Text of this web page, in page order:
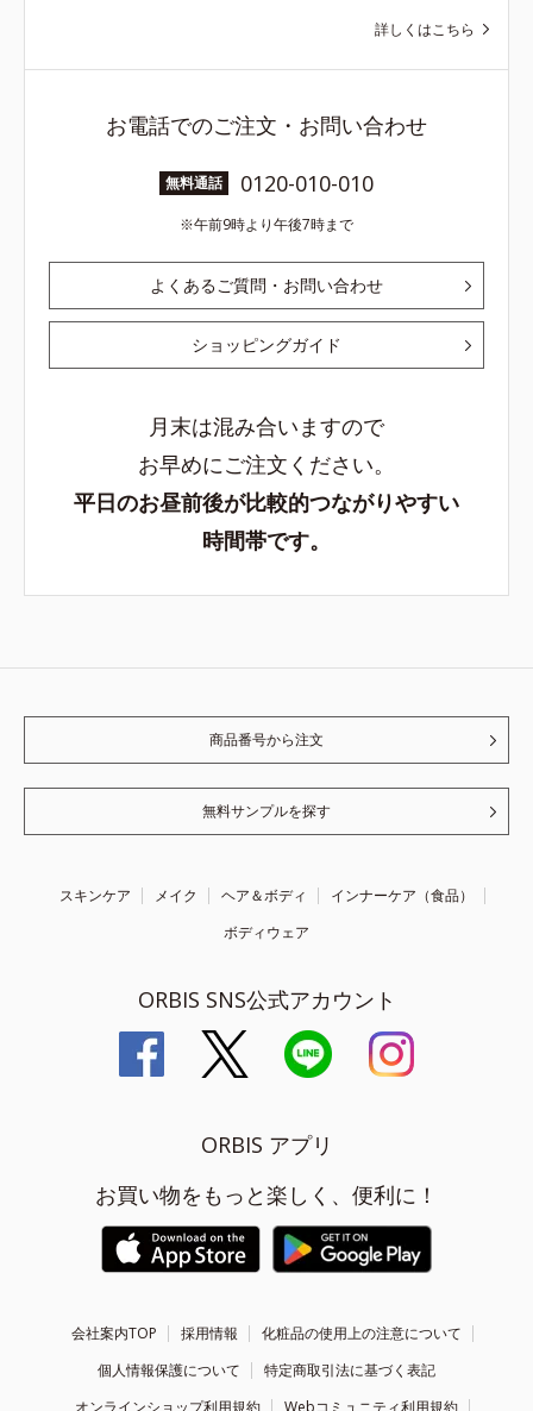
詳しくはこちら
お電話でのご注文・お問い合わせ
無料通話 0120-010-010
午前9時より午後7時まで
よくあるご質問・お問い合わせ
ショッピングガイド
月末は混み合いますので
お早めにご注文ください。
平日のお昼前後が比較的つながりやすい
時間帯です。
商品番号から注文
無料サンプルを探す
スキンケア メイク ヘア＆ボディ
インナーケア（食品）
ボディウェア
ORBIS SNS公式アカウント
ORBIS アプリ
お買い物をもっと楽しく、便利に！
会社案内TOP 採用情報
化粧品の使用上の注意について
個人情報保護について
特定商取引法に基づく表記